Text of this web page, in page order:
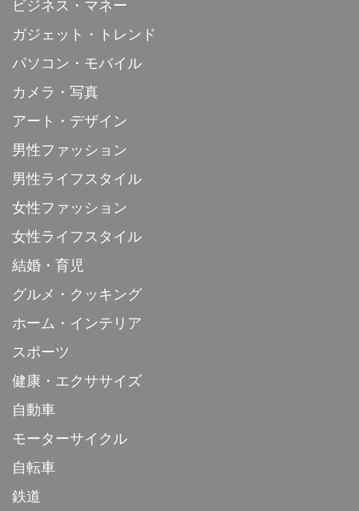
ビジネス・マネー
ガジェット・トレンド
パソコン・モバイル
カメラ・写真
アート・デザイン
男性ファッション
男性ライフスタイル
女性ファッション
女性ライフスタイル
結婚・育児
グルメ・クッキング
ホーム・インテリア
スポーツ
健康・エクササイズ
自動車
モーターサイクル
自転車
鉄道